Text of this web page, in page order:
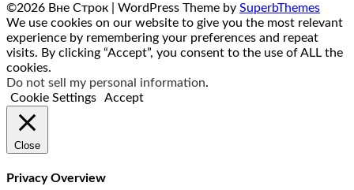
©2026 Вне Строк | WordPress Theme by SuperbThemes
We use cookies on our website to give you the most relevant
experience by remembering your preferences and repeat
visits. By clicking “Accept”, you consent to the use of ALL the
cookies.
Do not sell my personal information.
Cookie Settings
Accept
Close
Privacy Overview